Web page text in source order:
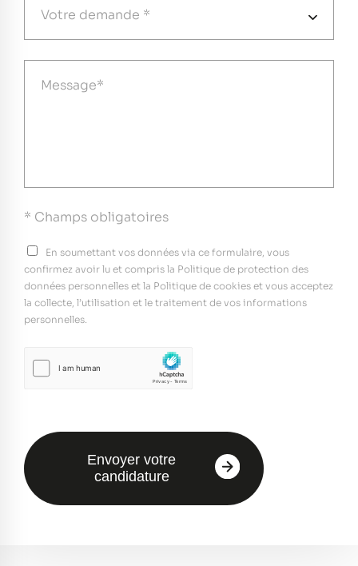
* Champs obligatoires
En soumettant vos données via ce formulaire, vous
confirmez avoir lu et compris la Politique de protection des
données personnelles et la Politique de cookies et vous acceptez
la collecte, l’utilisation et le traitement de vos informations
personnelles.
Envoyer votre
candidature